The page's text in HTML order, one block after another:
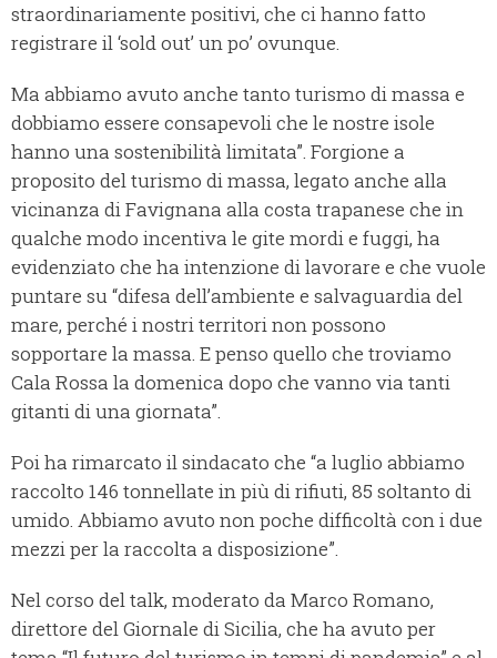
straordinariamente positivi, che ci hanno fatto
registrare il ‘sold out’ un po’ ovunque.
Ma abbiamo avuto anche tanto turismo di massa e
dobbiamo essere consapevoli che le nostre isole
hanno una sostenibilità limitata”. Forgione a
proposito del turismo di massa, legato anche alla
vicinanza di Favignana alla costa trapanese che in
qualche modo incentiva le gite mordi e fuggi, ha
evidenziato che ha intenzione di lavorare e che vuole
puntare su “difesa dell’ambiente e salvaguardia del
mare, perché i nostri territori non possono
sopportare la massa. E penso quello che troviamo
Cala Rossa la domenica dopo che vanno via tanti
gitanti di una giornata”.
Poi ha rimarcato il sindacato che “a luglio abbiamo
raccolto 146 tonnellate in più di rifiuti, 85 soltanto di
umido. Abbiamo avuto non poche difficoltà con i due
mezzi per la raccolta a disposizione”.
Nel corso del talk, moderato da Marco Romano,
direttore del Giornale di Sicilia, che ha avuto per